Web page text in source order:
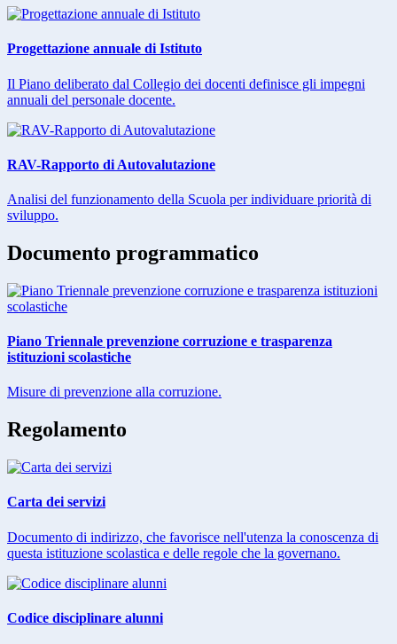
Progettazione annuale di Istituto
Il Piano deliberato dal Collegio dei docenti definisce gli impegni
annuali del personale docente.
RAV-Rapporto di Autovalutazione
Analisi del funzionamento della Scuola per individuare priorità di
sviluppo.
Documento programmatico
Piano Triennale prevenzione corruzione e trasparenza
istituzioni scolastiche
Misure di prevenzione alla corruzione.
Regolamento
Carta dei servizi
Documento di indirizzo, che favorisce nell'utenza la conoscenza di
questa istituzione scolastica e delle regole che la governano.
Codice disciplinare alunni